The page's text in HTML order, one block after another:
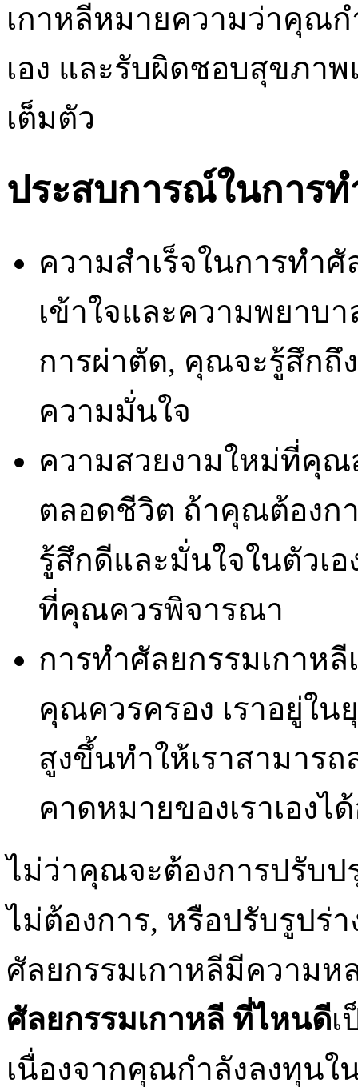
เกาหลีหมายความว่าคุณ
เอง และรับผิดชอบสุขภา
เต็มตัว
ประสบการณ์ในการท
ความสำเร็จในการทำ
เข้าใจและความพยาบ
การผ่าตัด, คุณจะรู้สึกถึ
ความมั่นใจ
ความสวยงามใหม่ที่คุ
ตลอดชีวิต ถ้าคุณต้องก
รู้สึกดีและมั่นใจในตัวเอ
ที่คุณควรพิจารณา
การทำศัลยกรรมเกาห
คุณควรครอง เราอยู่ใ
สูงขึ้นทำให้เราสามาร
คาดหมายของเราเองไ
ไม่ว่าคุณจะต้องการปรับ
ไม่ต้องการ, หรือปรับรูปร่
ศัลยกรรมเกาหลีมีความ
ศัลยกรรมเกาหลี ที่ไหนดี
เนื่องจากคุณกำลังลงทุน